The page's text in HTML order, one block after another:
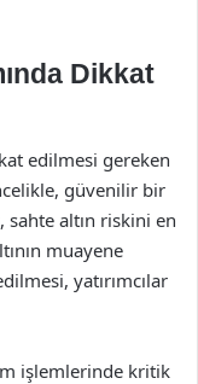
Dikkat
edilmesi gereken
güvenilir bir
sahte altın riskini en
muayene
yatırımcılar
işlemlerinde kritik